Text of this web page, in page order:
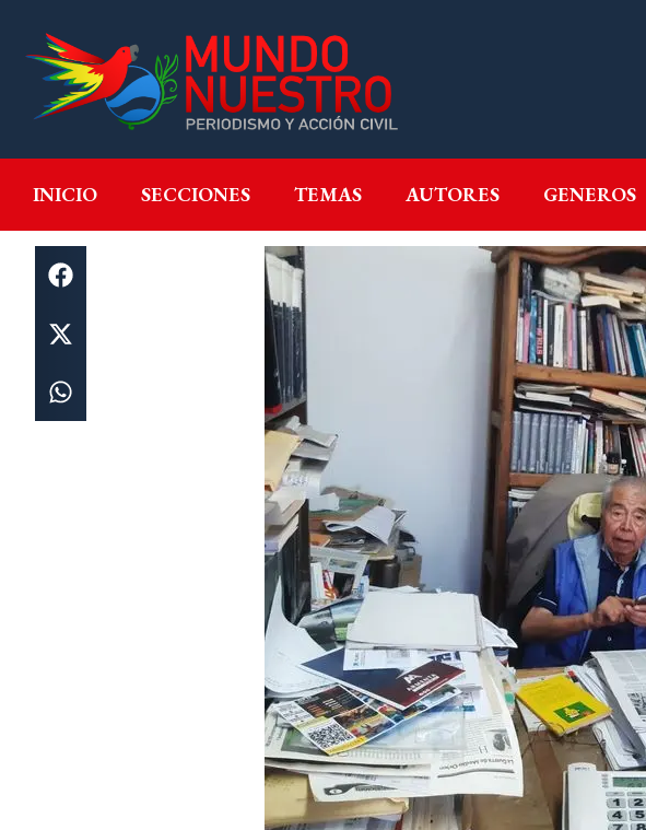
INICIO SECCIONES TEMAS AUTORES GENEROS
INICIO SECCIONES